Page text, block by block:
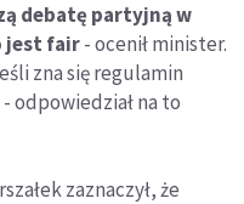
debatę partyjną w
jest fair- ocenił minister.
zna się regulamin
odpowiedział na to
zaznaczył, że